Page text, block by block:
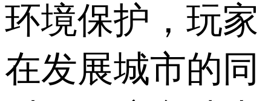
环境保护，玩家
在发展城市的同